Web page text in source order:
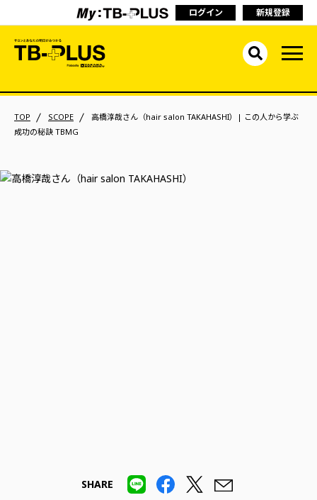
ログイン 新規登録
TOP SCOPE
高橋淳哉さん（hair salon TAKAHASHI）| この人から学ぶ
成功の秘訣 TBMG
SHARE